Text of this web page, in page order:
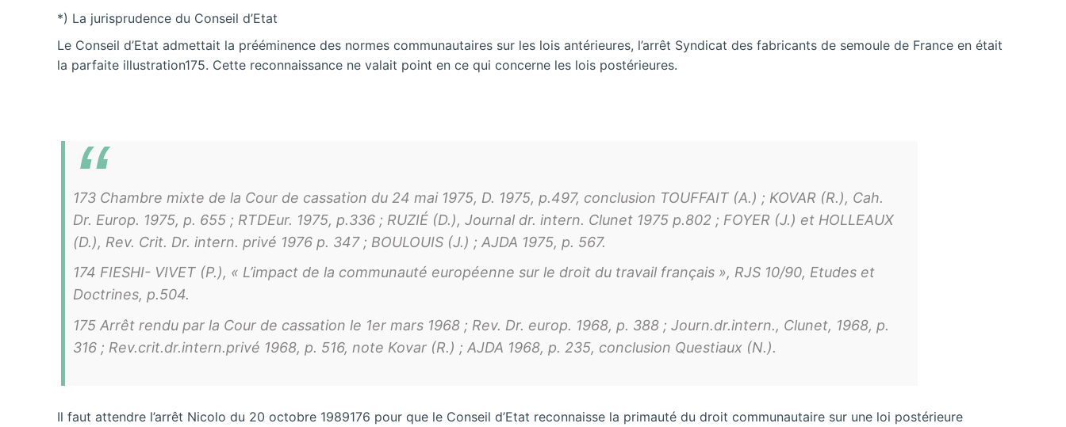
*) La jurisprudence du Conseil d’Etat
Le Conseil d’Etat admettait la prééminence des normes communautaires sur les lois antérieures, l’arrêt Syndicat des fabricants de semoule de France en était
la parfaite illustration175. Cette reconnaissance ne valait point en ce qui concerne les lois postérieures.
173 Chambre mixte de la Cour de cassation du 24 mai 1975, D. 1975, p.497, conclusion TOUFFAIT (A.) ; KOVAR (R.), Cah.
Dr. Europ. 1975, p. 655 ; RTDEur. 1975, p.336 ; RUZIÉ (D.), Journal dr. intern. Clunet 1975 p.802 ; FOYER (J.) et HOLLEAUX
(D.), Rev. Crit. Dr. intern. privé 1976 p. 347 ; BOULOUIS (J.) ; AJDA 1975, p. 567.
174 FIESHI- VIVET (P.), « L’impact de la communauté européenne sur le droit du travail français », RJS 10/90, Etudes et
Doctrines, p.504.
175 Arrêt rendu par la Cour de cassation le 1er mars 1968 ; Rev. Dr. europ. 1968, p. 388 ; Journ.dr.intern., Clunet, 1968, p.
316 ; Rev.crit.dr.intern.privé 1968, p. 516, note Kovar (R.) ; AJDA 1968, p. 235, conclusion Questiaux (N.).
Il faut attendre l’arrêt Nicolo du 20 octobre 1989176 pour que le Conseil d’Etat reconnaisse la primauté du droit communautaire sur une loi postérieure